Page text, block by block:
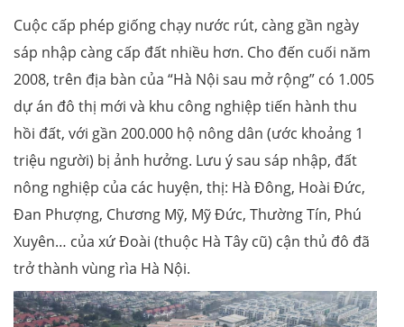
Cuộc cấp phép giống chạy nước rút, càng gần ngày
sáp nhập càng cấp đất nhiều hơn. Cho đến cuối năm
2008, trên địa bàn của “Hà Nội sau mở rộng” có 1.005
dự án đô thị mới và khu công nghiệp tiến hành thu
hồi đất, với gần 200.000 hộ nông dân (ước khoảng 1
triệu người) bị ảnh hưởng. Lưu ý sau sáp nhập, đất
nông nghiệp của các huyện, thị: Hà Đông, Hoài Đức,
Đan Phượng, Chương Mỹ, Mỹ Đức, Thường Tín, Phú
Xuyên… của xứ Đoài (thuộc Hà Tây cũ) cận thủ đô đã
trở thành vùng rìa Hà Nội.